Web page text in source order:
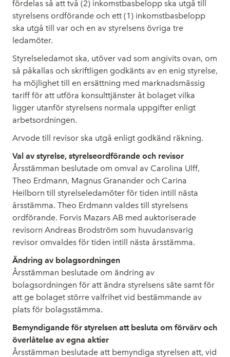
fördelas så att två (2) inkomstbasbelopp ska utgå till
styrelsens ordförande och ett (1) inkomstbasbelopp
ska utgå till var och en av styrelsens övriga tre
ledamöter.
Styrelseledamot ska, utöver vad som angivits ovan, om
så påkallas och skriftligen godkänts av en enig styrelse,
ha möjlighet till en ersättning med marknadsmässig
tariff för att utföra konsulttjänster åt bolaget vilka
ligger utanför styrelsens normala uppgifter enligt
arbetsordningen.
Arvode till revisor ska utgå enligt godkänd räkning.
Val av styrelse, styrelseordförande och revisor
Årsstämman beslutade om omval av Carolina Ulff,
Theo Erdmann, Magnus Granander och Carina
Heilborn till styrelseledamöter för tiden intill nästa
årsstämma. Theo Erdmann valdes till styrelsens
ordförande. Forvis Mazars AB med auktoriserade
revisorn Andreas Brodström som huvudansvarig
revisor omvaldes för tiden intill nästa årsstämma.
Ändring av bolagsordningen
Årsstämman beslutade om ändring av
bolagsordningen för att ändra styrelsens säte samt för
att ge bolaget större valfrihet vid bestämmande av
plats för bolagsstämma.
Bemyndigande för styrelsen att besluta om förvärv och
överlåtelse av egna aktier
Årsstämman beslutade att bemyndiga styrelsen att, vid